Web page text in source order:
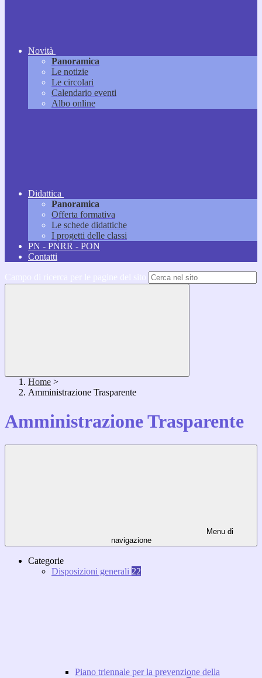
Novità
Panoramica
Le notizie
Le circolari
Calendario eventi
Albo online
Didattica
Panoramica
Offerta formativa
Le schede didattiche
I progetti delle classi
PN - PNRR - PON
Contatti
Home >
Amministrazione Trasparente
Amministrazione Trasparente
Menu di
navigazione
Categorie
Disposizioni generali 22
Piano triennale per la prevenzione della